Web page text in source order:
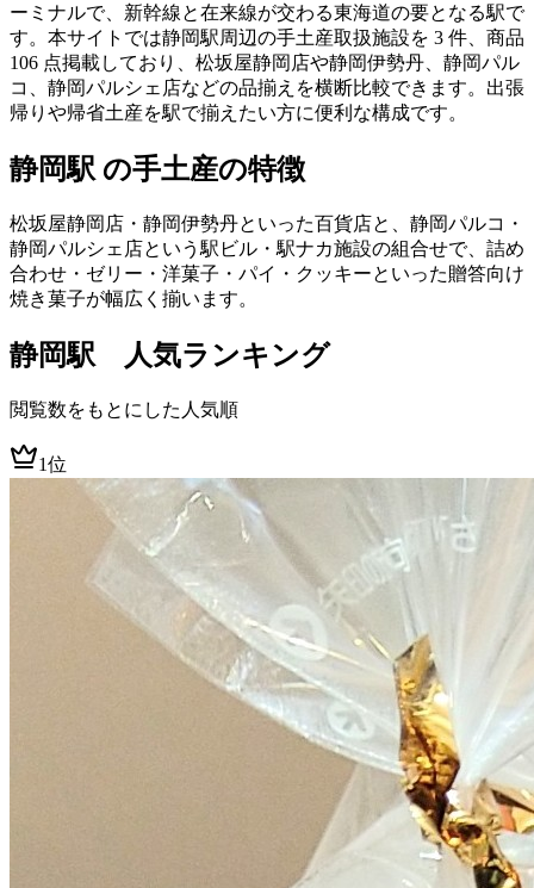
ーミナルで、新幹線と在来線が交わる東海道の要となる駅で
す。本サイトでは静岡駅周辺の手土産取扱施設を 3 件、商品
106 点掲載しており、松坂屋静岡店や静岡伊勢丹、静岡パル
コ、静岡パルシェ店などの品揃えを横断比較できます。出張
帰りや帰省土産を駅で揃えたい方に便利な構成です。
静岡駅 の手土産の特徴
松坂屋静岡店・静岡伊勢丹といった百貨店と、静岡パルコ・
静岡パルシェ店という駅ビル・駅ナカ施設の組合せで、詰め
合わせ・ゼリー・洋菓子・パイ・クッキーといった贈答向け
焼き菓子が幅広く揃います。
静岡駅 人気ランキング
閲覧数をもとにした人気順
1位